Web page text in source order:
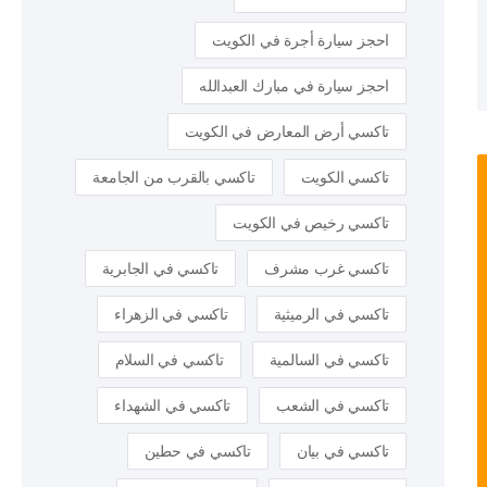
احجز سيارة أجرة في الكويت
احجز سيارة في مبارك العبدالله
تاكسي أرض المعارض في الكويت
تاكسي الكويت تاكسي بالقرب من الجامعة
تاكسي رخيص في الكويت
تاكسي غرب مشرف تاكسي في الجابرية
تاكسي في الرميثية تاكسي في الزهراء
تاكسي في السالمية تاكسي في السلام
تاكسي في الشعب تاكسي في الشهداء
تاكسي في بيان تاكسي في حطين